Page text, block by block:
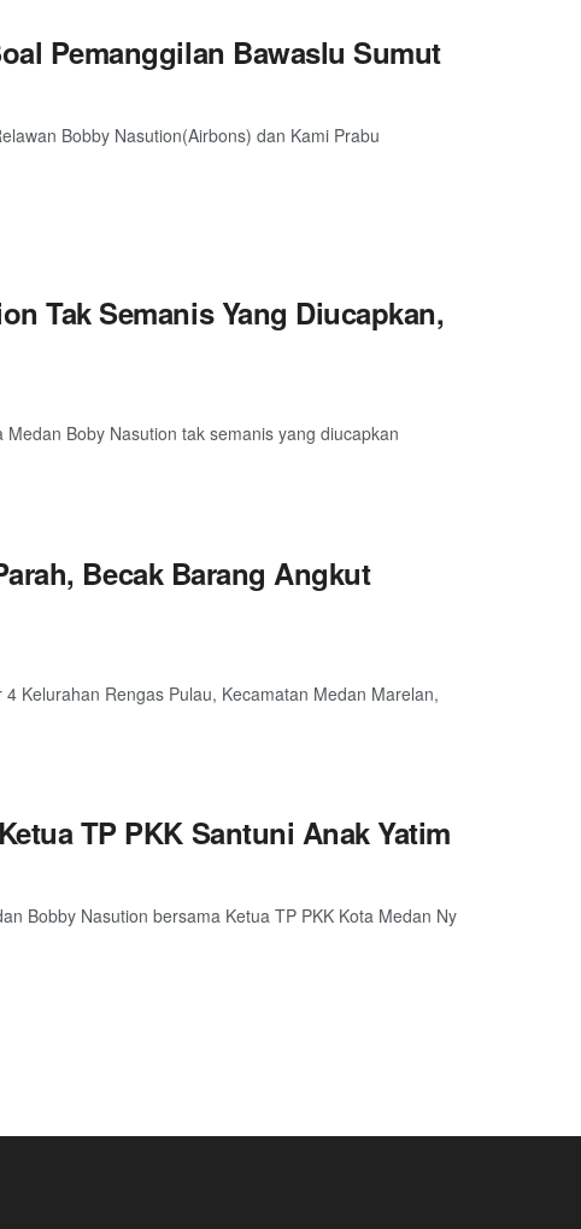
Pemanggilan Bawaslu Sumut
Bobby Nasution(Airbons) dan Kami Prabu
Tak Semanis Yang Diucapkan,
Boby Nasution tak semanis yang diucapkan
Becak Barang Angkut
Kelurahan Rengas Pulau, Kecamatan Medan Marelan,
TP PKK Santuni Anak Yatim
Bobby Nasution bersama Ketua TP PKK Kota Medan Ny